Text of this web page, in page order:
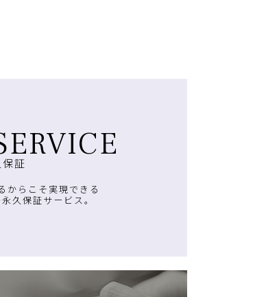
証
からこそ実現できる
久保証サービス。